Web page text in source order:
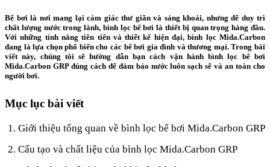
Bể bơi là nơi mang lại cảm giác thư giãn và sảng khoái, nhưng để duy trì
chất lượng nước trong lành, bình lọc bể bơi là thiết bị quan trọng hàng đầu.
Với những tính năng tiên tiến và thiết kế hiện đại, bình lọc Mida.Carbon
đang là lựa chọn phổ biến cho các bể bơi gia đình và thương mại. Trong bài
viết này, chúng tôi sẽ hướng dẫn bạn cách vận hành bình lọc bể bơi
Mida.Carbon GRP đúng cách để đảm bảo nước luôn sạch sẽ và an toàn cho
người bơi.
Mục lục bài viết
Giới thiệu tổng quan về bình lọc bể bơi Mida.Carbon GRP
Cấu tạo và chất liệu của bình lọc Mida.Carbon GRP